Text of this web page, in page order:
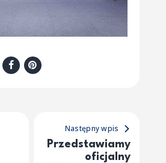
Następny wpis
Przedstawiamy
oficjalny